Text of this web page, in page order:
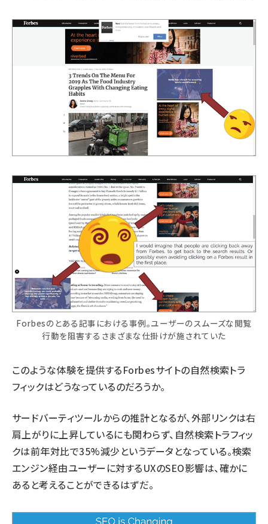
Forbesのとある記事における事例。ユーザーのスムーズな閲覧
行動を阻害するさまざまな仕掛けが施されていた
このような体験を提供するForbesサイトの自然検索トラ
フィックはどうなっているのだろうか。
サードバーティツールからの推計となるが、外部リンクは右
肩上がりに上昇しているにも関わらず、自然検索トラフィッ
クは前年対比で35%減少というデータとなっている。検索
エンジン経由ユーザーに対するUXのSEO影響は、確かに
あると考えることができるはずだ。